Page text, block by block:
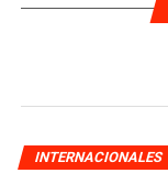
INTERNACIONALES